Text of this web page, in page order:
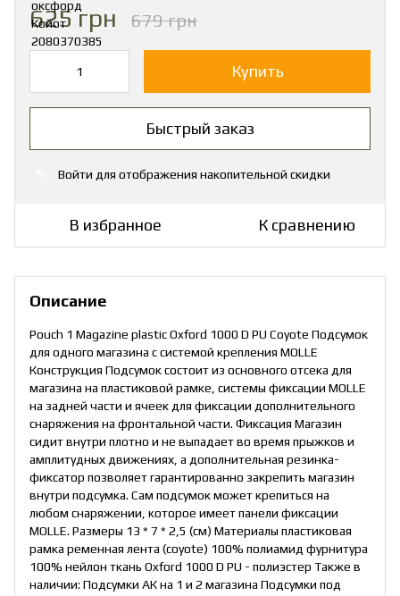
625 грн 679 грн
Купить
Быстрый заказ
Войти для отображения накопительной скидки
В избранное К сравнению
Описание
Pouch 1 Magazine plastic Oxford 1000 D PU Coyote Подсумок
для одного магазина с системой крепления MOLLE
Конструкция Подсумок состоит из основного отсека для
магазина на пластиковой рамке, системы фиксации MOLLE
на задней части и ячеек для фиксации дополнительного
снаряжения на фронтальной части. Фиксация Магазин
сидит внутри плотно и не выпадает во время прыжков и
амплитудных движениях, а дополнительная резинка-
фиксатор позволяет гарантированно закрепить магазин
внутри подсумка. Сам подсумок может крепиться на
любом снаряжении, которое имеет панели фиксации
MOLLE. Размеры 13 * 7 * 2,5 (см) Материалы пластиковая
рамка ременная лента (coyote) 100% полиамид фурнитура
100% нейлон ткань Oxford 1000 D PU - полиэстер Также в
наличии: Подсумки АК на 1 и 2 магазина Подсумки под